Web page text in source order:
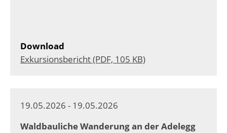
Download
Exkursionsbericht (PDF, 105 KB)
19.05.2026 - 19.05.2026
Waldbauliche Wanderung an der Adelegg